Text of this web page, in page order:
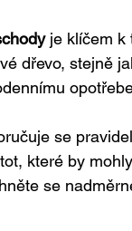
je klíčem k
dřevo, stejně
se
které by
se